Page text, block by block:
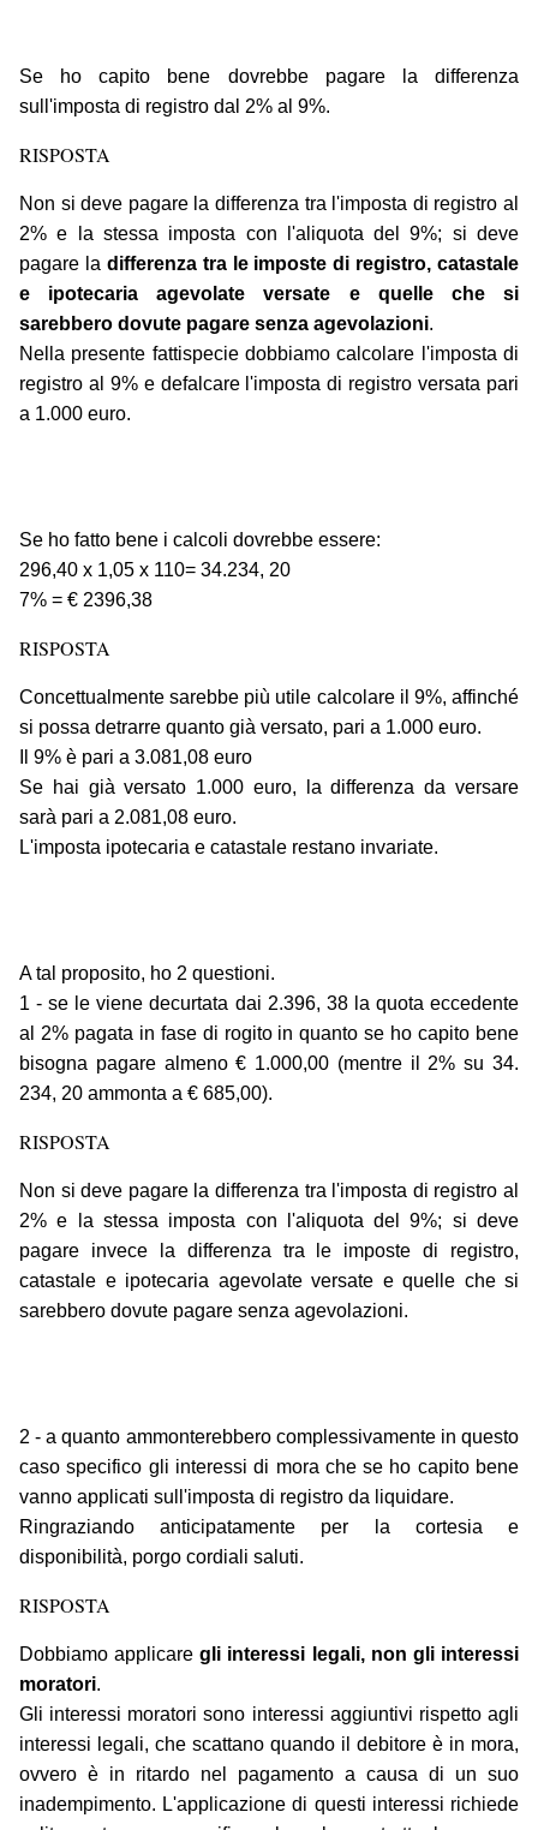
Se ho capito bene dovrebbe pagare la differenza
sull'imposta di registro dal 2% al 9%.
RISPOSTA
Non si deve pagare la differenza tra l'imposta di registro al
2% e la stessa imposta con l'aliquota del 9%; si deve
pagare la differenza tra le imposte di registro, catastale
e ipotecaria agevolate versate e quelle che si
sarebbero dovute pagare senza agevolazioni.
Nella presente fattispecie dobbiamo calcolare l'imposta di
registro al 9% e defalcare l'imposta di registro versata pari
a 1.000 euro.
Se ho fatto bene i calcoli dovrebbe essere:
296,40 x 1,05 x 110= 34.234, 20
7% = € 2396,38
RISPOSTA
Concettualmente sarebbe più utile calcolare il 9%, affinché
si possa detrarre quanto già versato, pari a 1.000 euro.
Il 9% è pari a 3.081,08 euro
Se hai già versato 1.000 euro, la differenza da versare
sarà pari a 2.081,08 euro.
L'imposta ipotecaria e catastale restano invariate.
A tal proposito, ho 2 questioni.
1 - se le viene decurtata dai 2.396, 38 la quota eccedente
al 2% pagata in fase di rogito in quanto se ho capito bene
bisogna pagare almeno € 1.000,00 (mentre il 2% su 34.
234, 20 ammonta a € 685,00).
RISPOSTA
Non si deve pagare la differenza tra l'imposta di registro al
2% e la stessa imposta con l'aliquota del 9%; si deve
pagare invece la differenza tra le imposte di registro,
catastale e ipotecaria agevolate versate e quelle che si
sarebbero dovute pagare senza agevolazioni.
2 - a quanto ammonterebbero complessivamente in questo
caso specifico gli interessi di mora che se ho capito bene
vanno applicati sull'imposta di registro da liquidare.
Ringraziando anticipatamente per la cortesia e
disponibilità, porgo cordiali saluti.
RISPOSTA
Dobbiamo applicaregli interessi legali, non gli interessi
moratori.
Gli interessi moratori sono interessi aggiuntivi rispetto agli
interessi legali, che scattano quando il debitore è in mora,
ovvero è in ritardo nel pagamento a causa di un suo
inadempimento. L'applicazione di questi interessi richiede